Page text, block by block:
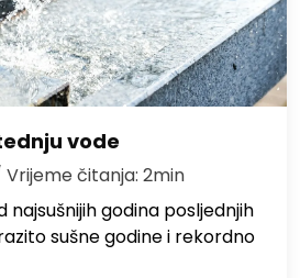
vode
Vrijeme čitanja: 2min
najsušnijih godina posljednjih
sušne godine i rekordno